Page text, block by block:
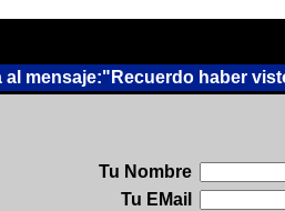
al mensaje:"Recuerdo haber
Tu Nombre
Tu EMail